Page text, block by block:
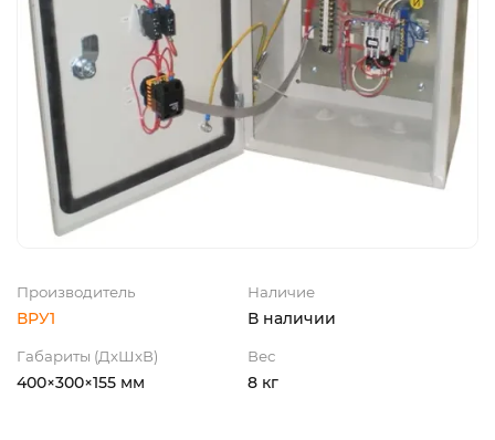
Производитель
ВРУ1
Наличие
В наличии
Габариты (ДхШхВ)
400×300×155 мм
Вес
8 кг